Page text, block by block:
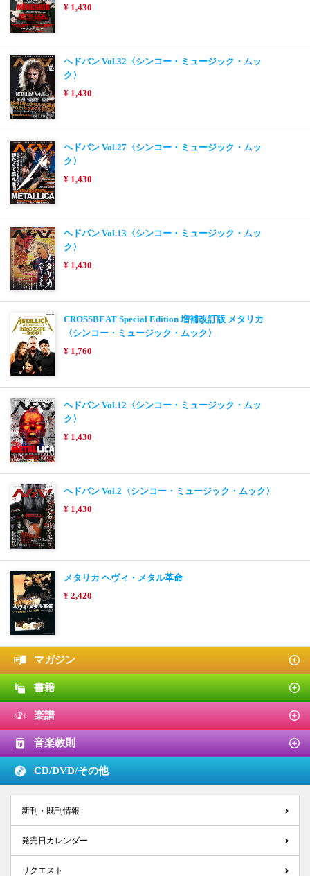
¥ 1,430
ヘドバン Vol.32〈シンコー・ミュージック・ムッ
ク〉
¥ 1,430
ヘドバン Vol.27〈シンコー・ミュージック・ムッ
ク〉
¥ 1,430
ヘドバン Vol.13〈シンコー・ミュージック・ムッ
ク〉
¥ 1,430
CROSSBEAT Special Edition 増補改訂版 メタリカ
〈シンコー・ミュージック・ムック〉
¥ 1,760
ヘドバン Vol.12〈シンコー・ミュージック・ムッ
ク〉
¥ 1,430
ヘドバン Vol.2〈シンコー・ミュージック・ムック〉
¥ 1,430
メタリカ ヘヴィ・メタル革命
¥ 2,420
マガジン
書籍
楽譜
音楽教則
CD/DVD/その他
新刊・既刊情報
発売日カレンダー
リクエスト